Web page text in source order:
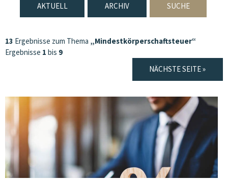
AKTUELL ARCHIV SUCHE
13 Ergebnisse zum Thema „Mindestkörperschaftsteuer“
Ergebnisse 1 bis 9
NÄCHSTE SEITE »